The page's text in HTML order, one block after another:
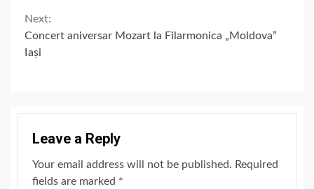
Reading
Next:
Concert aniversar Mozart la Filarmonica „Moldova”
Iași
Leave a Reply
Your email address will not be published. Required
fields are marked *